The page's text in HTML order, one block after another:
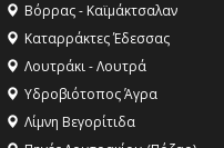
Βόρρας - Καϊμάκτσαλαν
Καταρράκτες Έδεσσας
Λουτράκι - Λουτρά
Υδροβιότοπος Άγρα
Λίμνη Βεγορίτιδα